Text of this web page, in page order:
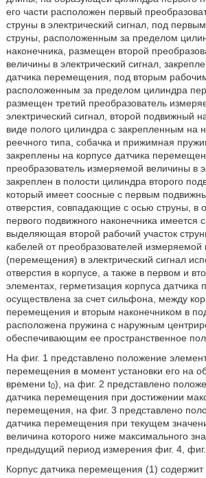
его части расположен первый
струны в электрический сигнал, под
струны, расположенным за пределом
наконечника, размещен второй
величины в электрический сигнал,
датчика перемещения, под вторым
расположенным за пределом цилиндра
размещен третий преобразователь
электрический сигнал, второй подвижный
виде полого цилиндра с закрепленным на
реечного типа, собачка и прижимная
закреплены на корпусе датчика
преобразователь измеряемой величины в
закреплен в полости цилиндра второго
который имеет соосные с первым
отверстия, совпадающие с осью струны, в
первого подвижного наконечника имеется
выделяющая второй рабочий участок
кабелей от преобразователей измеряемой
(перемещения) в электрический сигнал
отверстия в корпусе, а также в первом и
элементах, герметизация корпуса
осуществлена за счет сильфона, между
перемещения и вторым наконечником в
расположена пружина с наружным
обеспечивающим ее пространственное
На фиг. 1 представлено положение
перемещения в момент установки его на
времени t0), на фиг. 2 представлено
датчика перемещения при достижении
перемещения, на фиг. 3 представлено
датчика перемещения при текущем
величина которого ниже максимального
предыдущий период измерения фиг. 4, фиг.
Корпус датчика перемещения (1)